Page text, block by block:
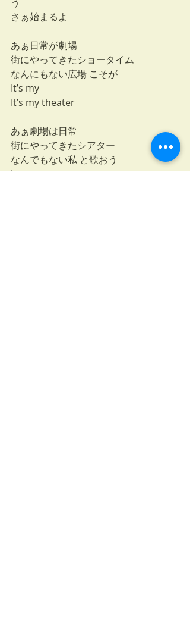
さぁ始まるよ
あぁ日常が劇場
街にやってきたショータイム
なんにもない広場 こそが
It’s my
It’s my theater
あぁ劇場は日常
街にやってきたシアター
なんでもない私 と歌おう
In my